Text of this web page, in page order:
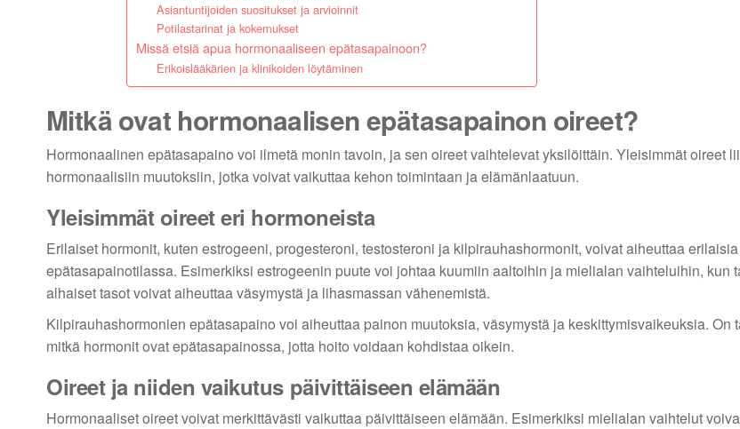
Asiantuntijoiden suositukset ja arvioinnit
Potilastarinat ja kokemukset
Missä etsiä apua hormonaaliseen epätasapainoon?
Erikoislääkärien ja klinikoiden löytäminen
Mitkä ovat hormonaalisen epätasapainon oireet?
Hormonaalinen epätasapaino voi ilmetä monin tavoin, ja sen oireet vaihtelevat yksilöittäin. Yleisimmät oireet
hormonaalisiin muutoksiin, jotka voivat vaikuttaa kehon toimintaan ja elämänlaatuun.
Yleisimmät oireet eri hormoneista
Erilaiset hormonit, kuten estrogeeni, progesteroni, testosteroni ja kilpirauhashormonit, voivat aiheuttaa
epätasapainotilassa. Esimerkiksi estrogeenin puute voi johtaa kuumiin aaltoihin ja mielialan vaihteluihin, kun
alhaiset tasot voivat aiheuttaa väsymystä ja lihasmassan vähenemistä.
Kilpirauhashormonien epätasapaino voi aiheuttaa painon muutoksia, väsymystä ja keskittymisvaikeuksia. On
mitkä hormonit ovat epätasapainossa, jotta hoito voidaan kohdistaa oikein.
Oireet ja niiden vaikutus päivittäiseen elämään
Hormonaaliset oireet voivat merkittävästi vaikuttaa päivittäiseen elämään. Esimerkiksi mielialan vaihtelut